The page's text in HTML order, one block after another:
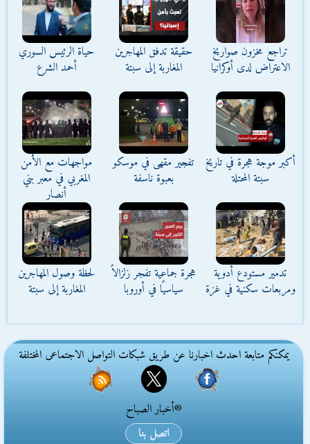
تراجع مخزون صواريخ
الاعتراض لدى أوكرانيا
حقيقة تدفق المهاجرين
المغاربة إلى سبتة
حياة الرئيس السوري
أحمد الشرع
أكبر موجة هجرة في تاريخ
سبتة المحتلة
تفجير مقهى في موسكو
بعبوة ناسفة
مواجهات مع الأمن
المغربي في معبر بني
أنصار
تدمير مستودع أدوية
ومربعات سكنية في غزة
هجرة جماعية تفجر زلزالاً
سياسيًا في أوروبا
لحظة وصول المهاجرين
المغاربة إلى سبتة
يمكنكم متابعة احدث اخبارنا عن طريق شبكات التواصل الاجتماعى المختلفة
®أخبار الصباح
اتصل بنا